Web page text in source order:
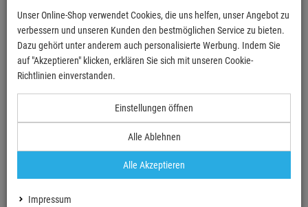
EUROLITE Spiegelkugel 30cm (5x5mm)
EUROLITE Spiegelkugel 30cm (5x5mm)
Artikel-Nummer:50100401
/ Monat
40,90 €
inkl. MwSt. zzgl Versand - frei ab 90,-€ in DE
Unser Online-Shop verwendet Cookies, die uns helfen, unser Angebot zu
verbessern und unseren Kunden den bestmöglichen Service zu bieten.
Dazu gehört unter anderem auch personalisierte Werbung. Indem Sie
auf "Akzeptieren" klicken, erklären Sie sich mit unseren Cookie-
Richtlinien einverstanden.
Einstellungen öffnen
Alle Ablehnen
Alle Akzeptieren
Impressum